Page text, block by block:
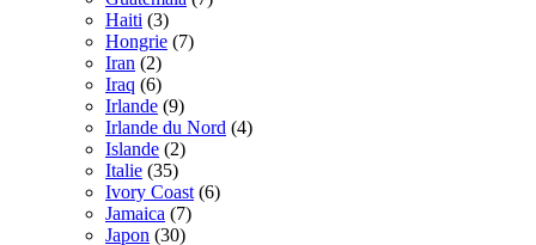
Haiti (3)
Hongrie (7)
Iran (2)
Iraq (6)
Irlande (9)
Irlande du Nord (4)
Islande (2)
Italie (35)
Ivory Coast (6)
Jamaica (7)
Japon (30)